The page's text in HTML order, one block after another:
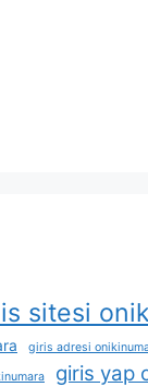
sitesi
giris adresi
giris yap